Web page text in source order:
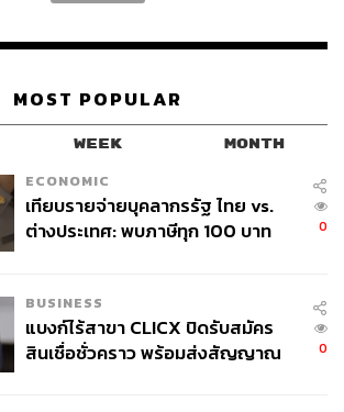
MOST POPULAR
WEEK MONTH
ECONOMIC
เทียบรายจ่ายบุคลากรรัฐ ไทย vs.
ต่างประเทศ: พบภาษีทุก 100 บาท
0
BUSINESS
แบงก์ไร้สาขา CLICX ปิดรับสมัคร
สินเชื่อชั่วคราว พร้อมส่งสัญญาณ
0